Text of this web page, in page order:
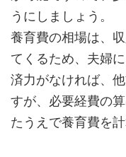
うにしましょう。
養育費の相場は、
てくるため、夫婦
済力がなければ、
すが、必要経費の
たうえで養育費を